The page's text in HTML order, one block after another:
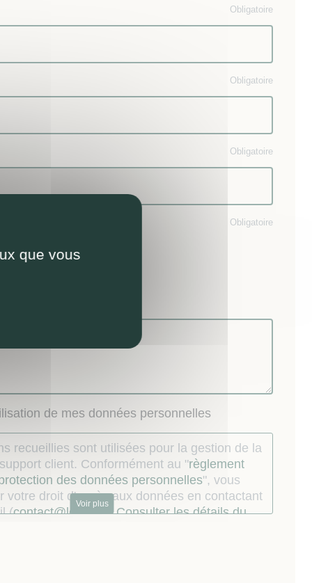
Obligatoire
Obligatoire
Obligatoire
Obligatoire
:
de mes données personnelles
recueillies sont utilisées pour la gestion de la
client. Conformément au "règlement
des données personnelles", vous
votre droit d'accès aux données en contactant
(contact@lokizi.fr).Consulter les détails du
dont les coordonnées téléphoniques ont
par le Mandataire à l’occasion de la relation
Voir plus
que vous